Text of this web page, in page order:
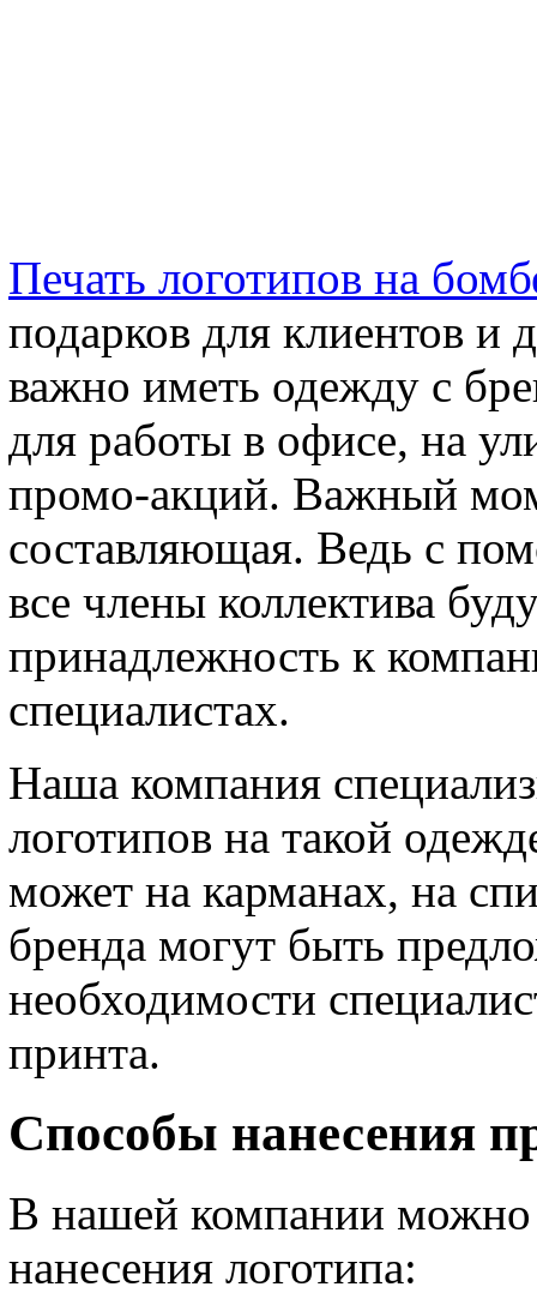
Печать логотипов на
подарков для клиентов и
важно иметь одежду с
для работы в офисе, на
промо-акций. Важный
составляющая. Ведь с
все члены коллектива
принадлежность к
специалистах.
Наша компания
логотипов на такой
может на карманах, на
бренда могут быть
необходимости
принта.
Способы нанесения
В нашей компании можно
нанесения логотипа: